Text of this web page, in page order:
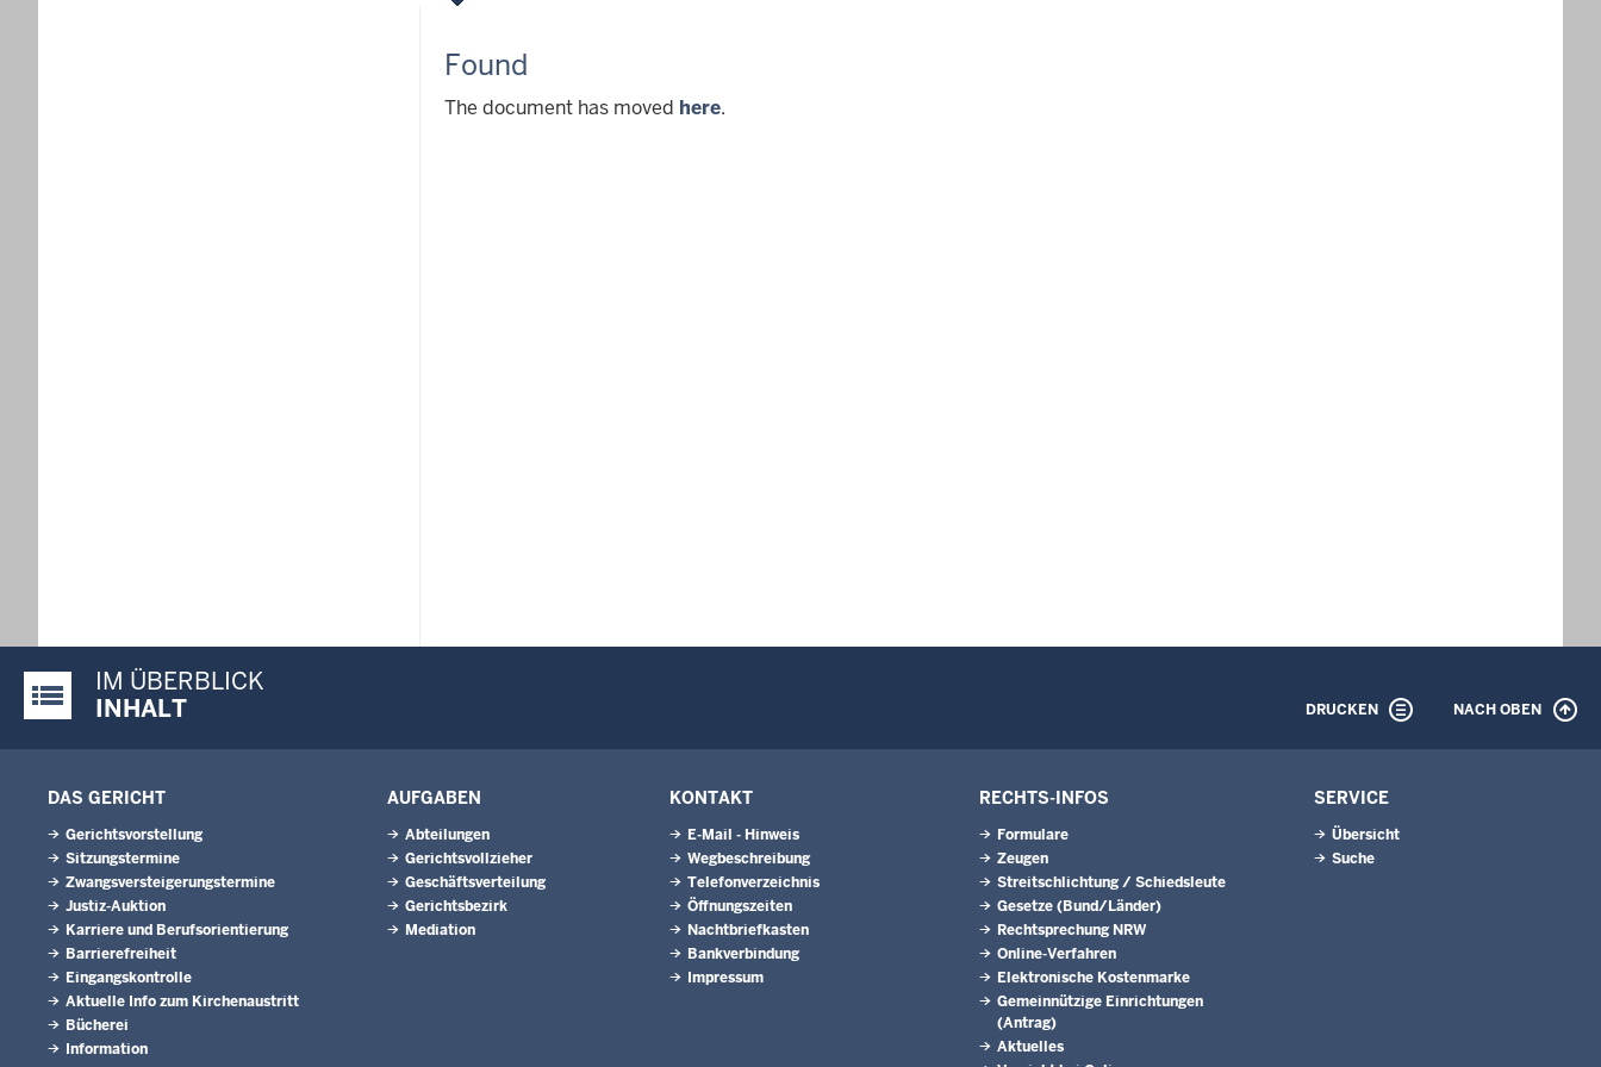
Found
The document has moved here.
Justiz-Portal im Überblick:
IM ÜBERBLICK
INHALT
DRUCKEN NACH OBEN
DAS GERICHT
Gerichtsvorstellung
Sitzungstermine
Zwangs­ver­stei­ge­rungs­ter­mi­ne
Justiz-Auktion
Karriere und Berufsorientierung
Barrierefreiheit
Eingangskontrolle
Aktuelle Info zum Kirchenaustritt
Bücherei
Information
AUFGABEN
Abteilungen
Gerichtsvollzieher
Geschäftsverteilung
Gerichtsbezirk
Mediation
KONTAKT
E-Mail - Hinweis
Wegbeschreibung
Telefonverzeichnis
Öffnungszeiten
Nachtbriefkasten
Bankverbindung
Impressum
RECHTS-INFOS
Formulare
Zeugen
Streit­schlich­tung / Schieds­leute
Gesetze (Bund/Länder)
Rechtsprechung NRW
Online-Verfahren
Elektronische Kostenmarke
Gemeinnützige Einrichtungen
(Antrag)
Aktuelles
SERVICE
Übersicht
Suche